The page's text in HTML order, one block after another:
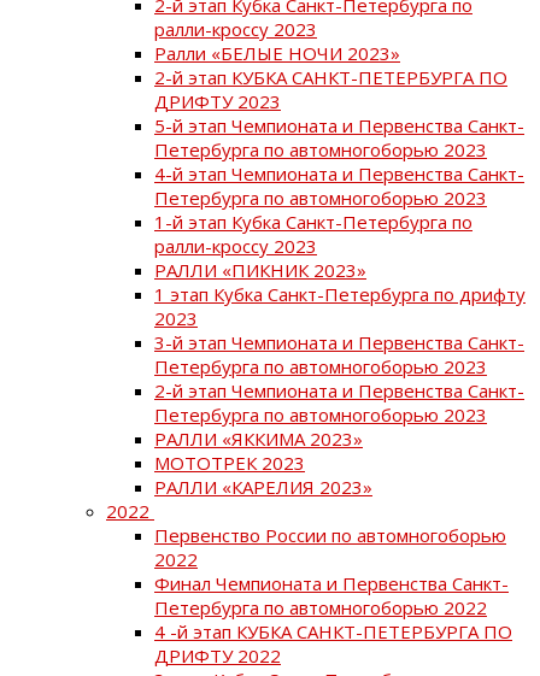
ралли-кроссу 2023
Ралли «БЕЛЫЕ НОЧИ 2023»
2-й этап КУБКА САНКТ-ПЕТЕРБУРГА ПО
ДРИФТУ 2023
5-й этап Чемпионата и Первенства Санкт-
Петербурга по автомногоборью 2023
4-й этап Чемпионата и Первенства Санкт-
Петербурга по автомногоборью 2023
1-й этап Кубка Санкт-Петербурга по
ралли-кроссу 2023
РАЛЛИ «ПИКНИК 2023»
1 этап Кубка Санкт-Петербурга по дрифту
2023
3-й этап Чемпионата и Первенства Санкт-
Петербурга по автомногоборью 2023
2-й этап Чемпионата и Первенства Санкт-
Петербурга по автомногоборью 2023
РАЛЛИ «ЯККИМА 2023»
МОТОТРЕК 2023
РАЛЛИ «КАРЕЛИЯ 2023»
2022
Первенство России по автомногоборью
2022
Финал Чемпионата и Первенства Санкт-
Петербурга по автомногоборью 2022
4 -й этап КУБКА САНКТ-ПЕТЕРБУРГА ПО
ДРИФТУ 2022